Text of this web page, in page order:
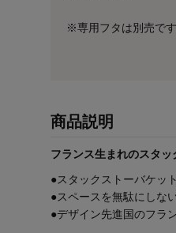
※専用フタは別売です
商品説明
フランス生まれのスタッ
●スタックストーバケッ
●スペースを無駄にしな
●デザイン先進国のフラ